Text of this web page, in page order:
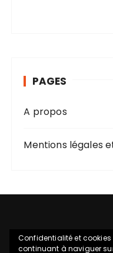
PAGES
A propos
Mentions légales
Confidentialité et cookies
continuant à naviguer